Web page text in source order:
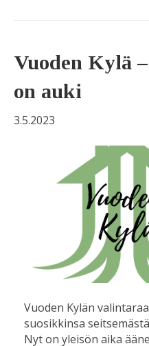
Vuoden Kylä
on auki
3.5.2023
Vuoden Kylän
suosikkinsa
Nyt on yleisön aika